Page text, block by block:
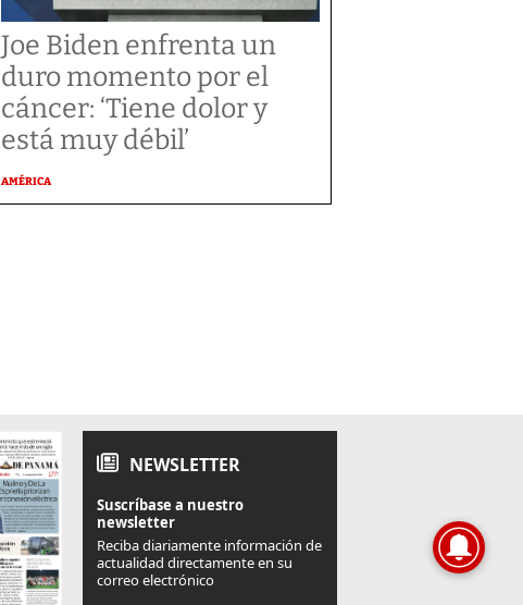
Joe Biden enfrenta un
duro momento por el
cáncer: ‘Tiene dolor y
está muy débil’
AMÉRICA
NEWSLETTER
Suscríbase a nuestro
newsletter
Reciba diariamente información de
actualidad directamente en su
correo electrónico